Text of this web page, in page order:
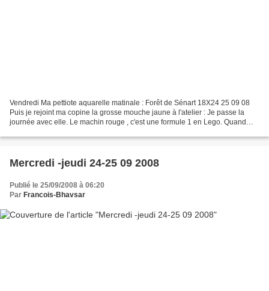
Vendredi Ma pettiote aquarelle matinale : Forêt de Sénart 18X24 25 09 08
Puis je rejoint ma copine la grosse mouche jaune à l'atelier : Je passe la
journée avec elle. Le machin rouge , c'est une formule 1 en Lego. Quand
Mercredi -jeudi 24-25 09 2008
Publié le 25/09/2008 à 06:20
Par Francois-Bhavsar